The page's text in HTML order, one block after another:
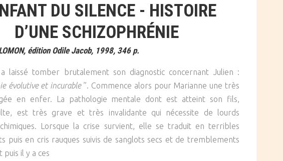
DU SILENCE - HISTOIRE
D’UNE SCHIZOPHRÉNIE
édition Odile Jacob, 1998, 346 p.
a laissé tomber brutalement son diagnostic concernant Julien :
évolutive et incurable”. Commence alors pour Marianne une très
en enfer. La pathologie mentale dont est atteint son fils,
est très grave et très invalidante qui nécessite de lourds
Lorsque la crise survient, elle se traduit en terribles
puis en cris rauques suivis de sanglots secs et de tremblements
il y a ces